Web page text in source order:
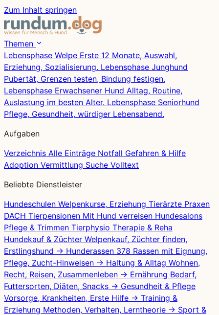
Zum Inhalt springen
Themen
Lebensphase Welpe Erste 12 Monate, Auswahl,
Erziehung, Sozialisierung. Lebensphase Junghund
Pubertät, Grenzen testen, Bindung festigen.
Lebensphase Erwachsener Hund Alltag, Routine,
Auslastung im besten Alter. Lebensphase Seniorhund
Pflege, Gesundheit, würdiger Lebensabend.
Aufgaben
Verzeichnis Alle Einträge Notfall Gefahren & Hilfe
Adoption Vermittlung Suche Volltext
Beliebte Dienstleister
Hundeschulen Welpenkurse, Erziehung Tierärzte Praxen
DACH Tierpensionen Mit Hund verreisen Hundesalons
Pflege & Trimmen Tierphysio Therapie & Reha
Hundekauf & Züchter Welpenkauf, Züchter finden,
Erstlingshund → Hunderassen 378 Rassen mit Eignung,
Pflege, Zucht-Hinweisen → Haltung & Alltag Wohnen,
Recht, Reisen, Zusammenleben → Ernährung Bedarf,
Futtersorten, Diäten, Snacks → Gesundheit & Pflege
Vorsorge, Krankheiten, Erste Hilfe → Training &
Erziehung Methoden, Verhalten, Lerntheorie → Sport &